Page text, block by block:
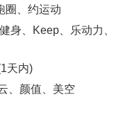
圈、约运动
身、Keep、乐动力、
天内)
、颜值、美空